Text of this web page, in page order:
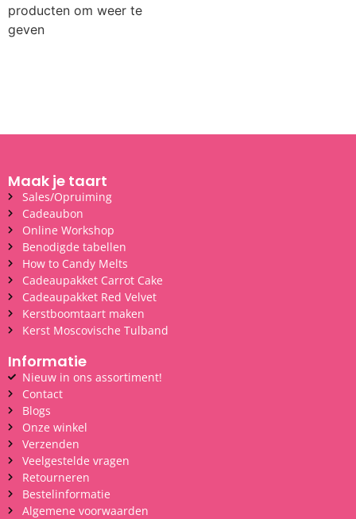
producten om weer te
geven
Maak je taart
Sales/Opruiming
Cadeaubon
Online Workshop
Benodigde tabellen
How to Candy Melts
Cadeaupakket Carrot Cake
Cadeaupakket Red Velvet
Kerstboomtaart maken
Kerst Moscovische Tulband
Informatie
Nieuw in ons assortiment!
Contact
Blogs
Onze winkel
Verzenden
Veelgestelde vragen
Retourneren
Bestelinformatie
Algemene voorwaarden